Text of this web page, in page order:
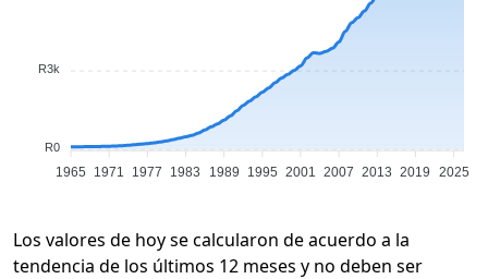
R3k
R0
1965 1971 1977 1983 1989 1995 2001 2007 2013 2019 2025
Los valores de hoy se calcularon de acuerdo a la
tendencia de los últimos 12 meses y no deben ser